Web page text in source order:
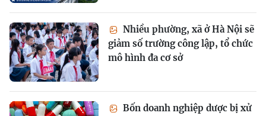
Nhiều phường, xã ở Hà Nội sẽ
giảm số trường công lập, tổ chức
mô hình đa cơ sở
Bốn doanh nghiệp dược bị xử